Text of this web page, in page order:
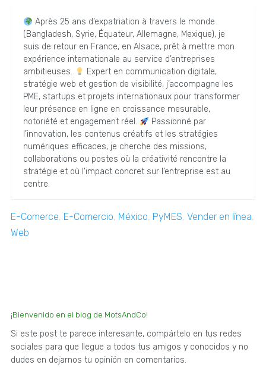
Après 25 ans d’expatriation à travers le monde
(Bangladesh, Syrie, Équateur, Allemagne, Mexique), je
suis de retour en France, en Alsace, prêt à mettre mon
expérience internationale au service d’entreprises
ambitieuses.
Expert en communication digitale,
stratégie web et gestion de visibilité, j’accompagne les
PME, startups et projets internationaux pour transformer
leur présence en ligne en croissance mesurable,
notoriété et engagement réel.
Passionné par
l’innovation, les contenus créatifs et les stratégies
numériques efficaces, je cherche des missions,
collaborations ou postes où la créativité rencontre la
stratégie et où l’impact concret sur l’entreprise est au
centre.
E-Comerce, E-Comercio, México, PyMES, Vender en línea,
Web
¡Bienvenido en el blog de MotsAndCo!
Si este post te parece interesante, compártelo en tus redes
sociales para que llegue a todos tus amigos y conocidos y no
dudes en dejarnos tu opinión en comentarios.